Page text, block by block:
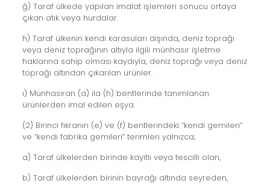
ğ) Taraf ülkede yapılan imalat işlemleri sonucu ortaya
çıkan atık veya hurdalar.
h) Taraf ülkenin kendi karasuları dışında, deniz toprağı
veya deniz toprağının altıyla ilgili münhasır işletme
haklarına sahip olması kaydıyla, deniz toprağı veya deniz
toprağı altından çıkarılan ürünler.
ı) Münhasıran (a) ila (h) bentlerinde tanımlanan
ürünlerden imal edilen eşya.
(2) Birinci fıkranın (e) ve (f) bentlerindeki “kendi gemileri”
ve “kendi fabrika gemileri” terimleri yalnızca;
a) Taraf ülkelerden birinde kayıtlı veya tescilli olan,
b) Taraf ülkelerden birinin bayrağı altında seyreden,